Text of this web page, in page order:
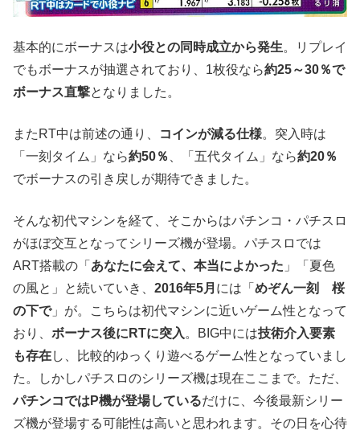
基本的にボーナスは小役との同時成立から発生。リプレイ
でもボーナスが抽選されており、1枚役なら約25～30％で
ボーナス直撃となりました。
またRT中は前述の通り、 コインが減る仕様。突入時は
「一刻タイム」なら約50％ 、「五代タイム」なら約20％
でボーナスの引き戻しが期待できました。
そんな初代マシンを経て、そこからはパチンコ・パチスロ
がほぼ交互となってシリーズ機が登場。パチスロでは
ART搭載の「 あなたに会えて、本当によかった 」「夏色
の風と」と続いていき、 2016年5月 には「 めぞん一刻 桜
の下で」が。こちらは初代マシンに近いゲーム性となって
おり、 ボーナス後にRTに突入 。BIG中には技術介入要素
も存在し、比較的ゆっくり遊べるゲーム性となっていまし
た。しかしパチスロのシリーズ機は現在ここまで。ただ、
パチンコではP機が登場しているだけに、今後最新シリー
ズ機が登場する可能性は高いと思われます。その日を心待